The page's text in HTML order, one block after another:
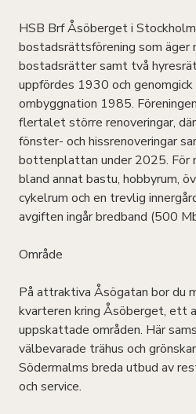
HSB Brf Åsöberget i
bostadsrättsförening som äger
bostadsrätter samt två
uppfördes 1930 och
ombyggnation 1985.
flertalet större renoveringar,
fönster- och hissrenoveringar
bottenplattan under 2025. För
bland annat bastu, hobbyrum,
cykelrum och en trevlig
avgiften ingår bredband (500
Område
På attraktiva Åsögatan bor du
kvarteren kring Åsöberget, ett
uppskattade områden. Här
välbevarade trähus och
Södermalms breda utbud av
och service.